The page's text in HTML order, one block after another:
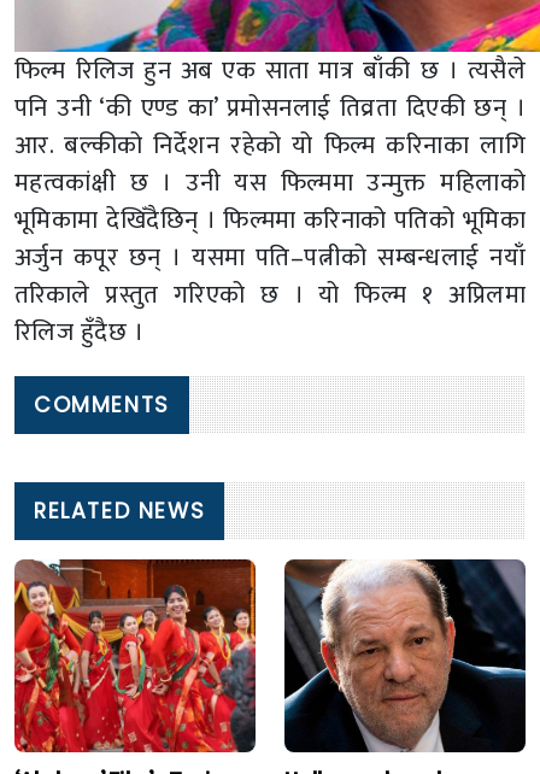
फिल्म रिलिज हुन अब एक साता मात्र बाँकी छ । त्यसैले
पनि उनी ‘की एण्ड का’ प्रमोसनलाई तिव्रता दिएकी छन् ।
आर. बल्कीको निर्देशन रहेको यो फिल्म करिनाका लागि
महत्वकांक्षी छ । उनी यस फिल्ममा उन्मुक्त महिलाको
भूमिकामा देखिँदैछिन् । फिल्ममा करिनाको पतिको भूमिका
अर्जुन कपूर छन् । यसमा पति–पत्नीको सम्बन्धलाई नयाँ
तरिकाले प्रस्तुत गरिएको छ । यो फिल्म १ अप्रिलमा
रिलिज हुँदैछ ।
COMMENTS
RELATED NEWS